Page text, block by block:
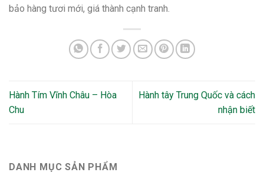
bảo hàng tươi mới, giá thành cạnh tranh.
Hành Tím Vĩnh Châu – Hòa
Chu
Hành tây Trung Quốc và cách
nhận biết
DANH MỤC SẢN PHẨM